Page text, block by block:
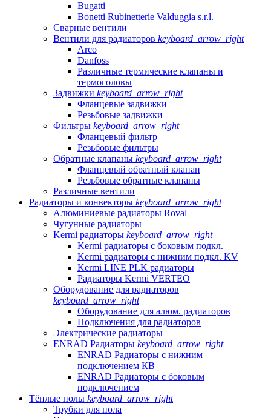
Bugatti
Bonetti Rubinetterie Valduggia s.r.l.
Сварные вентили
Вентили для радиаторов keyboard_arrow_right
Arco
Danfoss
Различные термические клапаны и
термоголовы
Задвижки keyboard_arrow_right
Фланцевые задвижки
Резьбовые задвижки
Фильтры keyboard_arrow_right
Фланцевый фильтр
Резьбовые фильтры
Обратные клапаны keyboard_arrow_right
Фланцевый обратный клапан
Резьбовые обратные клапаны
Различные вентили
Радиаторы и конвекторы keyboard_arrow_right
Алюминиевые радиаторы Roval
Чугунные радиаторы
Kermi радиаторы keyboard_arrow_right
Kermi радиаторы с боковым подкл.
Kermi радиаторы с нижним подкл. KV
Kermi LINE PLK радиаторы
Радиаторы Kermi VERTEO
Оборудование для радиаторов
keyboard_arrow_right
Оборудование для алюм. радиаторов
Подключения для радиаторов
Электрические радиаторы
ENRAD Радиаторы keyboard_arrow_right
ENRAD Радиаторы с нижним
подключением КВ
ENRAD Радиаторы с боковым
подключением
Тёплые полы keyboard_arrow_right
Трубки для пола